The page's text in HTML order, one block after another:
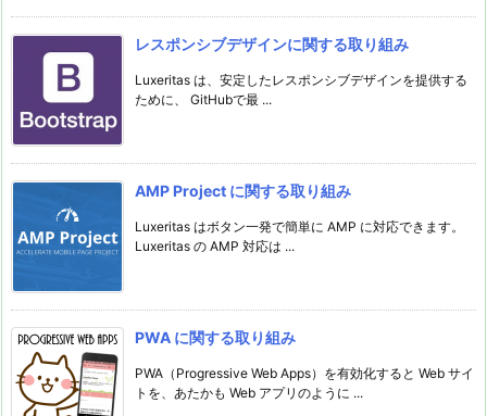
レスポンシブデザインに関する取り組み
Luxeritas は、安定したレスポンシブデザインを提供する
ために、 GitHubで最 ...
AMP Project に関する取り組み
Luxeritas はボタン一発で簡単に AMP に対応できます。
Luxeritas の AMP 対応は ...
PWA に関する取り組み
PWA（Progressive Web Apps）を有効化すると Web サイ
トを、あたかも Web アプリのように ...